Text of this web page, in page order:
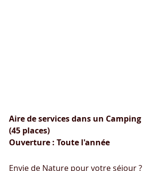
Aire de services dans un Camping
(45 places)
Ouverture : Toute l'année
Envie de Nature pour votre séjour ?